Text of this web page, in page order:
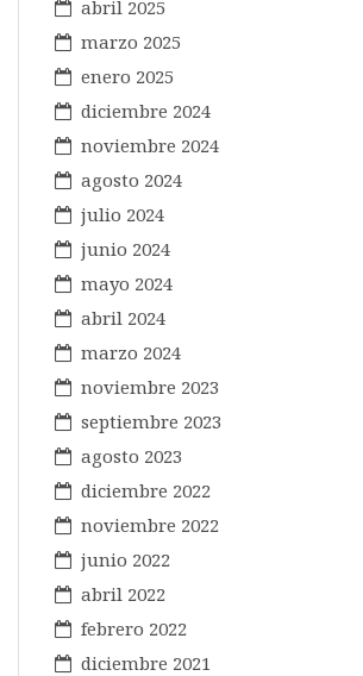
abril 2025
marzo 2025
enero 2025
diciembre 2024
noviembre 2024
agosto 2024
julio 2024
junio 2024
mayo 2024
abril 2024
marzo 2024
noviembre 2023
septiembre 2023
agosto 2023
diciembre 2022
noviembre 2022
junio 2022
abril 2022
febrero 2022
diciembre 2021